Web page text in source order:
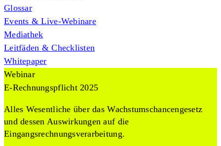
Glossar
Events & Live-Webinare
Mediathek
Leitfäden & Checklisten
Whitepaper
Webinar
E-Rechnungspflicht 2025
Alles Wesentliche über das Wachstumschancengesetz
und dessen Auswirkungen auf die
Eingangsrechnungsverarbeitung.